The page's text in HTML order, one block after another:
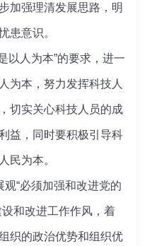
加强理清发展思路，明
患意识。
人为本”的要求，进一
为本，努力发挥科技人
切实关心科技人员的成
益，同时要积极引导科
民为本。
“必须加强和改进党的
和改进工作作风，着
织的政治优势和组织优